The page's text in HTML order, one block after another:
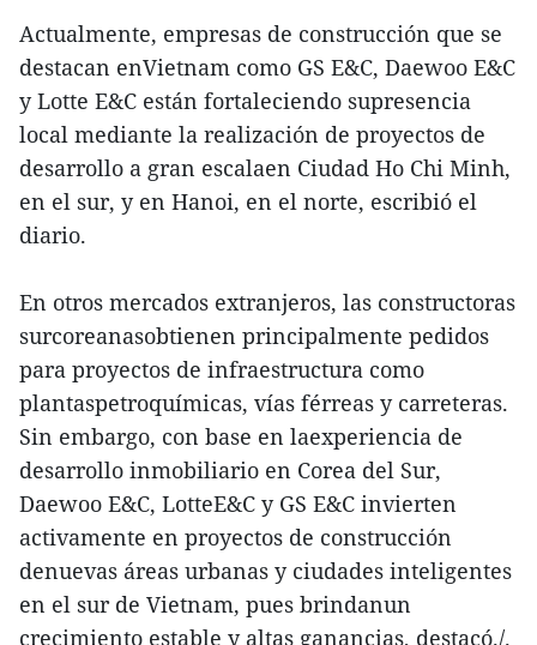
Actualmente, empresas de construcción que se
destacan enVietnam como GS E&C, Daewoo E&C
y Lotte E&C están fortaleciendo supresencia
local mediante la realización de proyectos de
desarrollo a gran escalaen Ciudad Ho Chi Minh,
en el sur, y en Hanoi, en el norte, escribió el
diario.
En otros mercados extranjeros, las constructoras
surcoreanasobtienen principalmente pedidos
para proyectos de infraestructura como
plantaspetroquímicas, vías férreas y carreteras.
Sin embargo, con base en laexperiencia de
desarrollo inmobiliario en Corea del Sur,
Daewoo E&C, LotteE&C y GS E&C invierten
activamente en proyectos de construcción
denuevas áreas urbanas y ciudades inteligentes
en el sur de Vietnam, pues brindanun
crecimiento estable y altas ganancias, destacó./.